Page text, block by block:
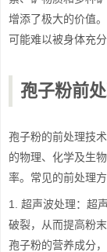
增添了极大的价值
可能难以被身体充分
孢子粉前
孢子粉的前处理技
的物理、化学及生
率。常见的前处理
1. 超声波处理：超
破裂，从而提高粉
孢子粉的营养成分